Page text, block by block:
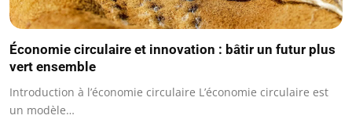
Économie circulaire et innovation : bâtir un futur plus
vert ensemble
Introduction à l’économie circulaire L’économie circulaire est
un modèle…